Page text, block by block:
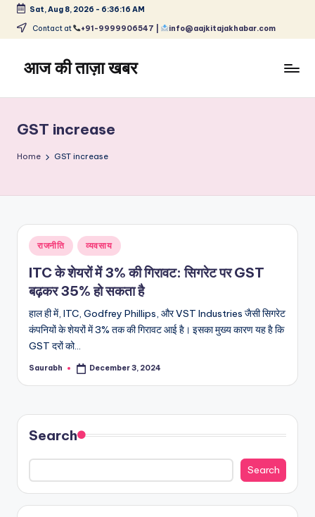
Skip
content
Sat, Aug 8, 2026 - 6:36:16 AM
Contact at +91-9999906547 | info@aajkitajakhabar.com
आज की ताज़ा खबर
ताज़ा
समाचार
–
और
विश्व
GST increase
Home GST increase
Posted
in
राजनीति व्यवसाय
ITC के शेयरों में 3% की गिरावट: सिगरेट पर GST
बढ़कर 35% हो सकता है
हाल ही में, ITC, Godfrey Phillips, और VST Industries जैसी सिगरेट
कंपनियों के शेयरों में 3% तक की गिरावट आई है। इसका मुख्य कारण यह है कि
GST दरों को…
Posted
Saurabh December 3, 2024
Search
Search